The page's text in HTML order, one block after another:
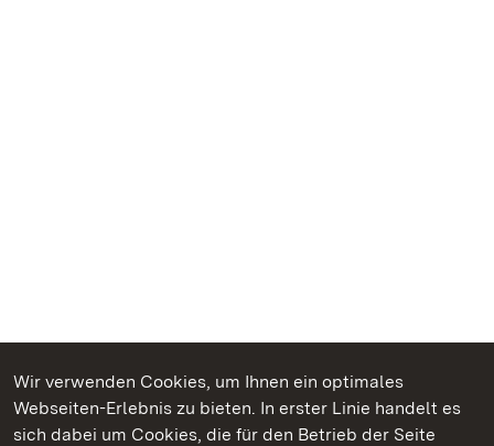
Wir verwenden Cookies, um Ihnen ein optimales
Webseiten-Erlebnis zu bieten. In erster Linie handelt es
sich dabei um Cookies, die für den Betrieb der Seite
Kommen. Staunen. Genießen.